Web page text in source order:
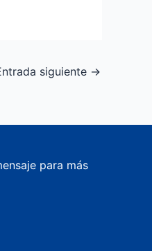
siguiente →
para más